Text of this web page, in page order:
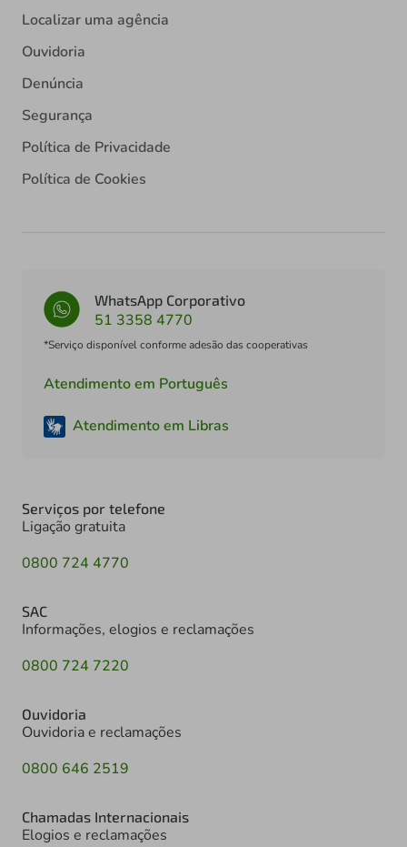
Localizar uma agência
Ouvidoria
Denúncia
Segurança
Política de Privacidade
Política de Cookies
WhatsApp Corporativo
51 3358 4770
*Serviço disponível conforme adesão das cooperativas
Atendimento em Português
Atendimento em Libras
Serviços por telefone
Ligação gratuita
0800 724 4770
SAC
Informações, elogios e reclamações
0800 724 7220
Ouvidoria
Ouvidoria e reclamações
0800 646 2519
Chamadas Internacionais
Elogios e reclamações